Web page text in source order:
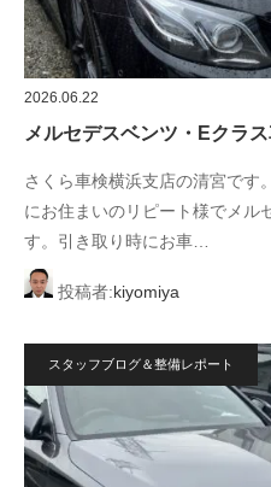
2026.06.22
メルセデスベンツ・Eクラ
さくら車検横浜支店の清宮です
にお住まいのリピート様でメル
す。引き取り時にお車…
投稿者:kiyomiya
スタッフブログ＆整備レポート